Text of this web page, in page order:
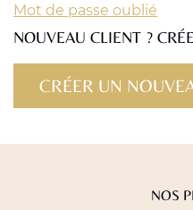
Mot de passe oublié
NOUVEAU CLIENT ?
NOS